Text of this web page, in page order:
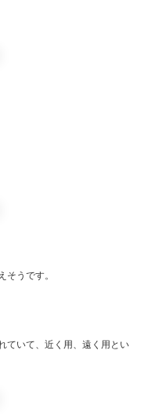
そうです。
ていて、近く用、遠く用とい